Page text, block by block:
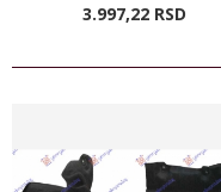
3.997,22 RSD